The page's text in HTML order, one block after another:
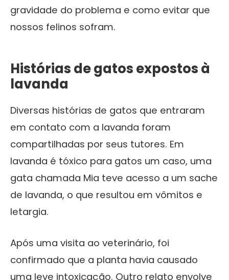
gravidade do problema e como evitar que
nossos felinos sofram.
Histórias de gatos expostos à
lavanda
Diversas histórias de gatos que entraram
em contato com a lavanda foram
compartilhadas por seus tutores. Em
lavanda é tóxico para gatos um caso, uma
gata chamada Mia teve acesso a um sache
de lavanda, o que resultou em vômitos e
letargia.
Após uma visita ao veterinário, foi
confirmado que a planta havia causado
uma leve intoxicação. Outro relato envolve